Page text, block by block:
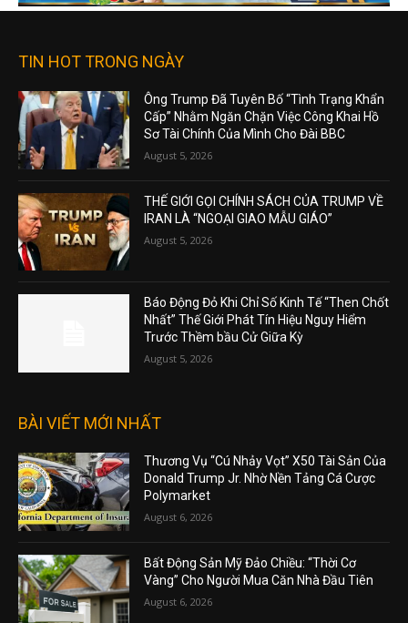
TIN HOT TRONG NGÀY
Ông Trump Đã Tuyên Bố “Tình Trạng Khẩn
Cấp” Nhằm Ngăn Chặn Việc Công Khai Hồ
Sơ Tài Chính Của Mình Cho Đài BBC
August 5, 2026
THẾ GIỚI GỌI CHÍNH SÁCH CỦA TRUMP VỀ
IRAN LÀ “NGOẠI GIAO MẪU GIÁO”
August 5, 2026
Báo Động Đỏ Khi Chỉ Số Kinh Tế “Then Chốt
Nhất” Thế Giới Phát Tín Hiệu Nguy Hiểm
Trước Thềm bầu Cử Giữa Kỳ
August 5, 2026
BÀI VIẾT MỚI NHẤT
Thương Vụ “Cú Nhảy Vọt” X50 Tài Sản Của
Donald Trump Jr. Nhờ Nền Tảng Cá Cược
Polymarket
August 6, 2026
Bất Động Sản Mỹ Đảo Chiều: “Thời Cơ
Vàng” Cho Người Mua Căn Nhà Đầu Tiên
August 6, 2026